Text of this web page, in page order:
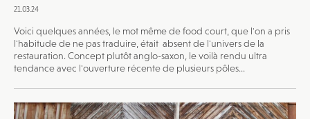
21.03.24
Voici quelques années, le mot même de food court, que l'on a pris
l'habitude de ne pas traduire, était absent de l'univers de la
restauration. Concept plutôt anglo-saxon, le voilà rendu ultra
tendance avec l'ouverture récente de plusieurs pôles...